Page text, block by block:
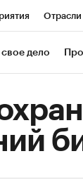
Отрасли
РБК
Спецпроекты
Бизнес
дело